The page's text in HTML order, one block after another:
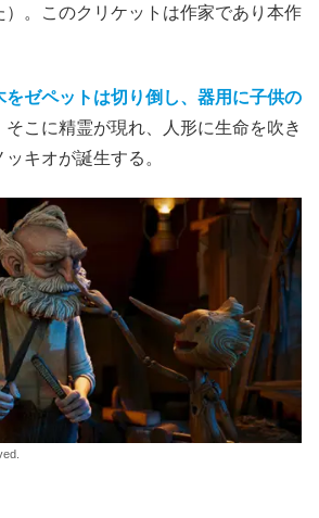
）。このクリケットは作家であり本作
をゼペットは切り倒し、器用に子供の
そこに精霊が現れ、人形に生命を吹き
キオが誕生する。